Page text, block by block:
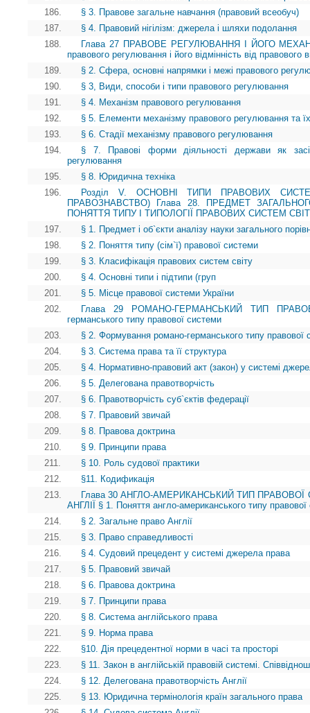
186.
§ 3. Правове загальне навчання (правовий всеобуч)
187.
§ 4. Правовий нігілізм: джерела і шляхи подолання
188.
Глава 27 ПРАВОВЕ РЕГУЛЮВАННЯ І ЙОГО
правового регулювання і його відмінність від правового
189.
§ 2. Сфера, основні напрямки і межі правового
190.
§ 3, Види, способи і типи правового регулювання
191.
§ 4. Механізм правового регулювання
192.
§ 5. Елементи механізму правового регулювання та
193.
§ 6. Стадії механізму правового регулювання
194.
§ 7. Правові форми діяльності держави як
регулювання
195.
§ 8. Юридична техніка
196.
Розділ V. ОСНОВНІ ТИПИ ПРАВОВИХ
ПРАВОЗНАВСТВО) Глава 28. ПРЕДМЕТ
ПОНЯТТЯ ТИПУ І ТИПОЛОГІЇ ПРАВОВИХ СИСТЕМ
197.
§ 1. Предмет і об`єкти аналізу науки загального
198.
§ 2. Поняття типу (сім`ї) правової системи
199.
§ 3. Класифікація правових систем світу
200.
§ 4. Основні типи і підтипи (груп
201.
§ 5. Місце правової системи України
202.
Глава 29 РОМАНО-ГЕРМАНСЬКИЙ ТИП
германського типу правової системи
203.
§ 2. Формування романо-германського типу правової
204.
§ 3. Система права та її структура
205.
§ 4. Нормативно-правовий акт (закон) у системі
206.
§ 5. Делегована правотворчість
207.
§ 6. Правотворчість суб`єктів федерації
208.
§ 7. Правовий звичай
209.
§ 8. Правова доктрина
210.
§ 9. Принципи права
211.
§ 10. Роль судової практики
212.
§11. Кодификація
213.
Глава 30 АНГЛО-АМЕРИКАНСЬКИЙ ТИП
АНГЛІЇ § 1. Поняття англо-американського типу
214.
§ 2. Загальне право Англії
215.
§ 3. Право справедливості
216.
§ 4. Судовий прецедент у системі джерела права
217.
§ 5. Правовий звичай
218.
§ 6. Правова доктрина
219.
§ 7. Принципи права
220.
§ 8. Система англійського права
221.
§ 9. Норма права
222.
§10. Дія прецедентної норми в часі та просторі
223.
§ 11. Закон в англійській правовій системі.
224.
§ 12. Делегована правотворчість Англії
225.
§ 13. Юридична термінологія країн загального права